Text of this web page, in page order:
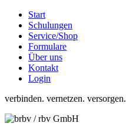
Start
Schulungen
Service/Shop
Formulare
Über uns
Kontakt
Login
verbinden. vernetzen. versorgen.